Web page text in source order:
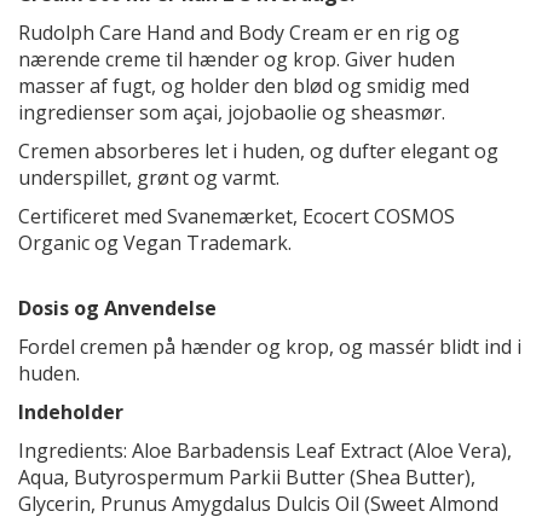
Rudolph Care Hand and Body Cream er en rig og
nærende creme til hænder og krop. Giver huden
masser af fugt, og holder den blød og smidig med
ingredienser som açai, jojobaolie og sheasmør.
Cremen absorberes let i huden, og dufter elegant og
underspillet, grønt og varmt.
Certificeret med Svanemærket, Ecocert COSMOS
Organic og Vegan Trademark.
Dosis og Anvendelse
Fordel cremen på hænder og krop, og massér blidt ind i
huden.
Indeholder
Ingredients: Aloe Barbadensis Leaf Extract (Aloe Vera),
Aqua, Butyrospermum Parkii Butter (Shea Butter),
Glycerin, Prunus Amygdalus Dulcis Oil (Sweet Almond